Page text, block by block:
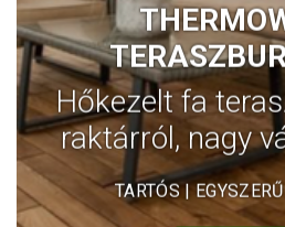
Hőkezelt fa
raktárról, nagy
TARTÓS |